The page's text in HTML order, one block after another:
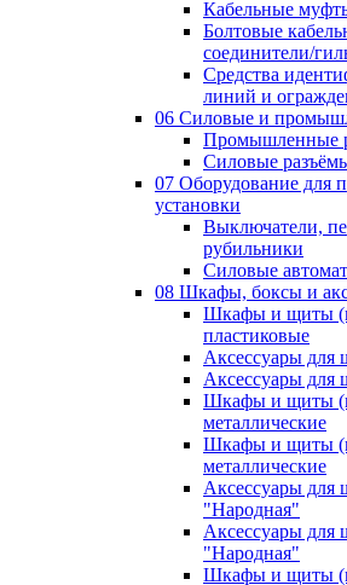
Кабельные
Болтовые
соединители/
Средства
линий и
06 Силовые и
Промышленные
Силовые
07 Оборудование для
установки
Выключатели,
рубильники
Силовые
08 Шкафы, боксы и
Шкафы и щиты
пластиковые
Аксессуары для
Аксессуары для
Шкафы и щиты
металлические
Шкафы и щиты
металлические
Аксессуары для
"Народная"
Аксессуары для
"Народная"
Шкафы и щиты